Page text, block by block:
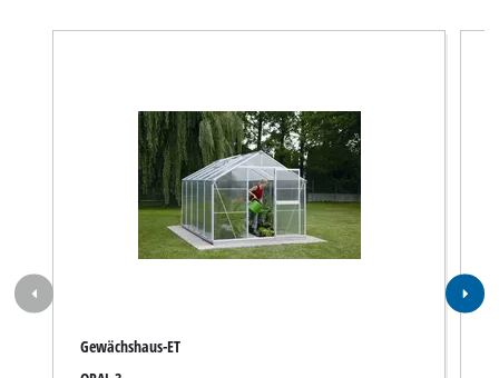
Gewächshaus-ET